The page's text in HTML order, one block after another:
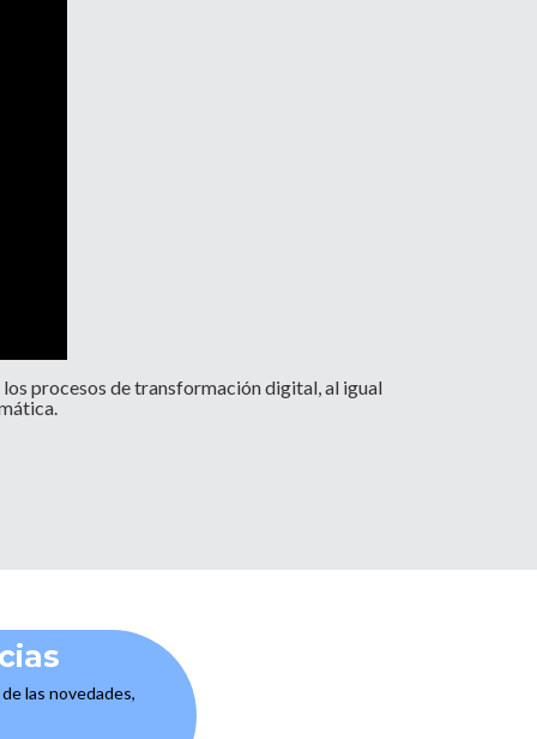
procesos de transformación digital, al igual
las novedades,